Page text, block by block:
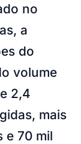
no
a
do
volume
2,4
mais
e 70 mil